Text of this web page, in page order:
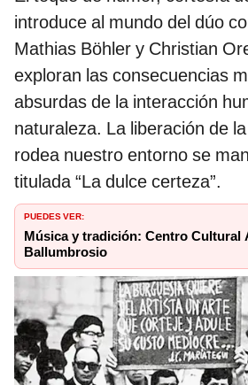
introduce al mundo del dúo
Mathias Böhler y Christian
exploran las consecuencias
absurdas de la interacción
naturaleza. La liberación de
rodea nuestro entorno se
titulada “La dulce certeza”.
PUEDES VER:
Música y tradición: Centro Cultural
Ballumbrosio